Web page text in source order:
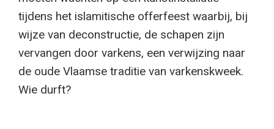
tijdens het islamitische offerfeest waarbij, bij
wijze van deconstructie, de schapen zijn
vervangen door varkens, een verwijzing naar
de oude Vlaamse traditie van varkenskweek.
Wie durft?